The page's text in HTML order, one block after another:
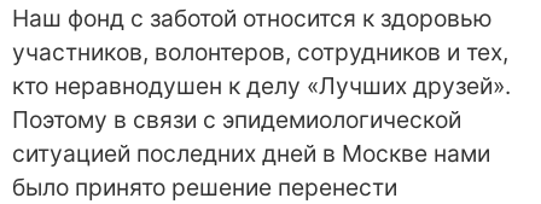
Наш фонд с заботой относится к здоровью
участников, волонтеров, сотрудников и тех,
кто неравнодушен к делу «Лучших друзей».
Поэтому в связи с эпидемиологической
ситуацией последних дней в Москве нами
было принято решение перенести